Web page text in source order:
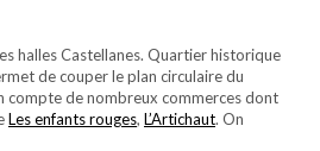
halles Castellanes. Quartier historique
de couper le plan circulaire du
compte de nombreux commerces dont
Les enfants rouges, L’Artichaut. On